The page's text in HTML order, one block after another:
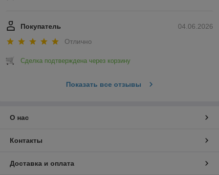
04.06.2026
Покупатель
Отлично
Сделка подтверждена через корзину
Показать все отзывы
О нас
Контакты
Доставка и оплата